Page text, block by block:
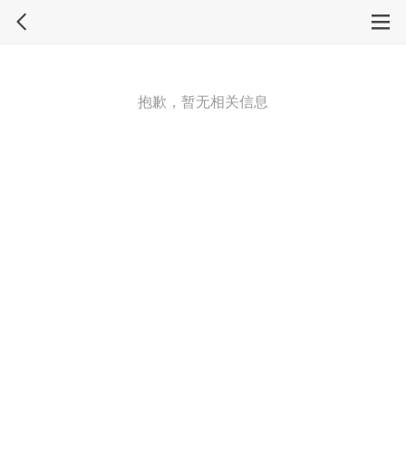
抱歉，暂无相关信息